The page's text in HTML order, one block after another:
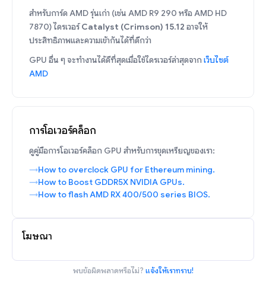
สำหรับการ์ด AMD รุ่นเก่า (เช่น AMD R9 290 หรือ AMD HD
7870) ไดรเวอร์Catalyst (Crimson) 15.12 อาจให้
ประสิทธิภาพและความเข้ากันได้ที่ดีกว่า
GPU อื่น ๆ จะทำงานได้ดีที่สุดเมื่อใช้ไดรเวอร์ล่าสุดจาก เว็บไซต์
AMD
การโอเวอร์คล็อก
ดูคู่มือการโอเวอร์คล็อก GPU สำหรับการขุดเหรียญของเรา:
How to overclock GPU for Ethereum mining.
How to Boost GDDR5X NVIDIA GPUs.
How to flash AMD RX 400/500 series BIOS.
โฆษณา
พบข้อผิดพลาดหรือไม่? แจ้งให้เราทราบ!